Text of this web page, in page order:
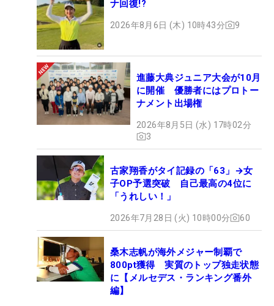
ナ回復!?
2026年8月6日 (木) 10時43分 9
進藤大典ジュニア大会が10月
に開催 優勝者にはプロトー
ナメント出場権
2026年8月5日 (水) 17時02分
3
古家翔香がタイ記録の「63」→女
子OP予選突破 自己最高の4位に
「うれしい！」
2026年7月28日 (火) 10時00分 60
桑木志帆が海外メジャー制覇で
800pt獲得 実質のトップ独走状態
に【メルセデス・ランキング番外
編】